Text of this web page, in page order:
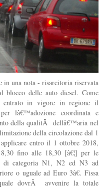
in una nota - risarcitoria riservata
blocco delle auto diesel. Come
in vigore in regione il
lâ€™adozione coordinata e
della qualitÃ dellâ€™aria nel
della circolazione dal 1
entro il 1 ottobre 2018,
fino alle 18,30 [â€¦] per le
di categoria N1, N2 ed N3 ad
o uguale ad Euro 3â€. Fissa
dovrÃ avvenire la totale